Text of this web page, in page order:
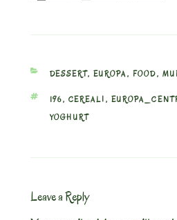
CATEGORIES
DESSERT, EUROPA, FOOD,
TAGS
196, CEREALI ,
YOGHURT
Leave a Reply